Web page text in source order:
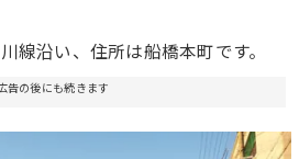
線沿い、住所は船橋本町です。
告の後にも続きます